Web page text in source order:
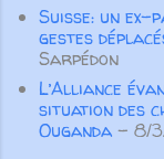
Suisse: un ex-
gestes
Sarpédon
L’Alliance
situation des
Ouganda - 8/